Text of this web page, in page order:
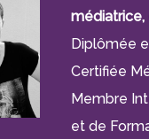
médiatrice,
Diplômée
Certifiée
Membre
et de